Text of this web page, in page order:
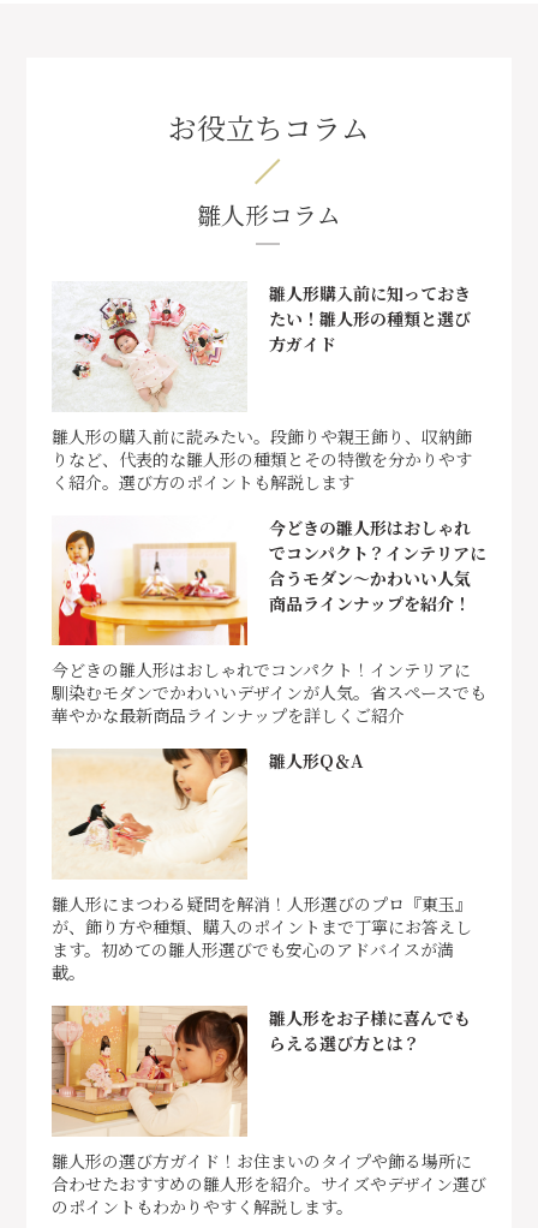
お役立ちコラム
雛人形コラム
雛人形購入前に知っておき
たい！雛人形の種類と選び
方ガイド
雛人形の購入前に読みたい。段飾りや親王飾り、収納飾
りなど、代表的な雛人形の種類とその特徴を分かりやす
く紹介。選び方のポイントも解説します
今どきの雛人形はおしゃれ
でコンパクト？インテリアに
合うモダン～かわいい人気
商品ラインナップを紹介！
今どきの雛人形はおしゃれでコンパクト！インテリアに
馴染むモダンでかわいいデザインが人気。省スペースでも
華やかな最新商品ラインナップを詳しくご紹介
雛人形Q＆A
雛人形にまつわる疑問を解消！人形選びのプロ『東玉』
が、飾り方や種類、購入のポイントまで丁寧にお答えし
ます。初めての雛人形選びでも安心のアドバイスが満
載。
雛人形をお子様に喜んでも
らえる選び方とは？
雛人形の選び方ガイド！お住まいのタイプや飾る場所に
合わせたおすすめの雛人形を紹介。サイズやデザイン選び
のポイントもわかりやすく解説します。